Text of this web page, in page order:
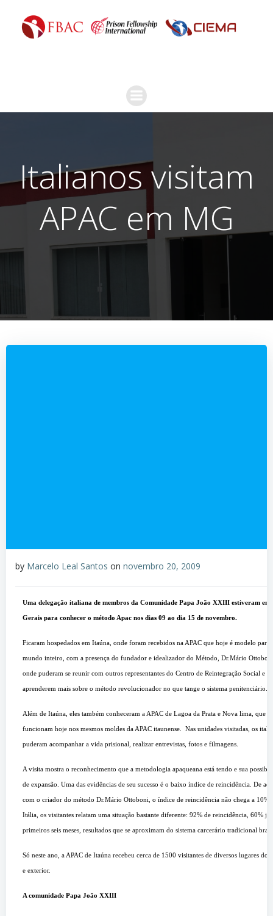
Italianos visitam
APAC em MG
by Marcelo Leal Santos on novembro 20, 2009
Uma delegação italiana de membros da Comunidade Papa João XXIII estiveram em
Gerais para conhecer o método Apac nos dias 09 ao dia 15 de novembro.
Ficaram hospedados em Itaúna, onde foram recebidos na APAC que hoje é modelo para
mundo inteiro, com a presença do fundador e idealizador do Método, Dr.Mário
onde puderam se reunir com outros representantes do Centro de Reintegração Social e
aprenderem mais sobre o método revolucionador no que tange o sistema penitenciário.
Além de Itaúna, eles também conheceram a APAC de Lagoa da Prata e Nova lima, que
funcionam hoje nos mesmos moldes da APAC itaunense. Nas unidades visitadas, os
puderam acompanhar a vida prisional, realizar entrevistas, fotos e filmagens.
A visita mostra o reconhecimento que a metodologia apaqueana está tendo e sua
de expansão. Uma das evidências de seu sucesso é o baixo índice de reincidência. De
com o criador do método Dr.Mário Ottoboni, o índice de reincidência não chega a 10%.
Itália, os visitantes relatam uma situação bastante diferente: 92% de reincidência, 60% já
primeiros seis meses, resultados que se aproximam do sistema carcerário tradicional
Só neste ano, a APAC de Itaúna recebeu cerca de 1500 visitantes de diversos lugares do
e exterior.
A comunidade Papa João XXIII